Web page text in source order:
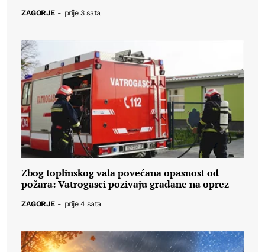
ZAGORJE - prije 3 sata
Zbog toplinskog vala povećana opasnost od
požara: Vatrogasci pozivaju građane na oprez
ZAGORJE - prije 4 sata